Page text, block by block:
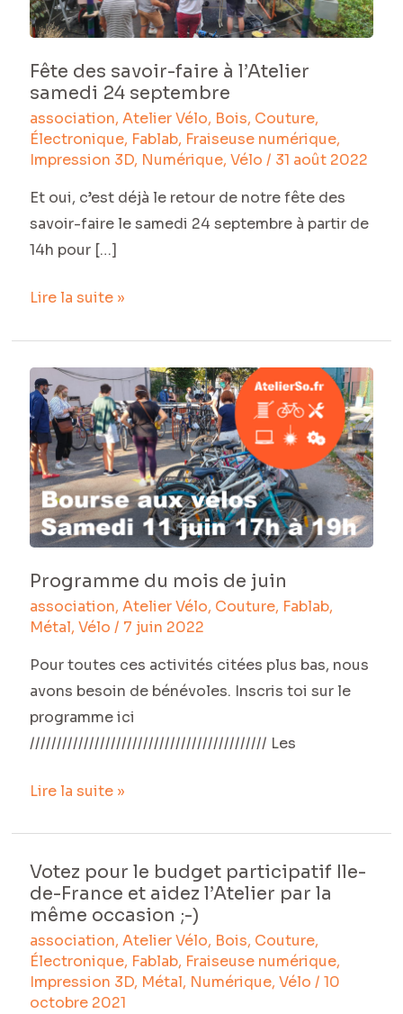
Fête des savoir-faire à l’Atelier
samedi 24 septembre
association, Atelier Vélo, Bois, Couture,
Électronique, Fablab, Fraiseuse numérique,
Impression 3D, Numérique, Vélo / 31 août 2022
Et oui, c’est déjà le retour de notre fête des
savoir-faire le samedi 24 septembre à partir de
14h pour […]
samedi
septembre
Lire la suite »
Programme du mois de juin
association, Atelier Vélo, Couture, Fablab,
Métal, Vélo / 7 juin 2022
Pour toutes ces activités citées plus bas, nous
avons besoin de bénévoles. Inscris toi sur le
programme ici
//////////////////////////////////////////// Les
Programme
du
mois
de
juin
Lire la suite »
Votez pour le budget participatif Ile-
de-France et aidez l’Atelier par la
même occasion ;-)
association, Atelier Vélo, Bois, Couture,
Électronique, Fablab, Fraiseuse numérique,
Impression 3D, Métal, Numérique, Vélo / 10
octobre 2021
Votez
pour
le
budget
participatif
Ile-